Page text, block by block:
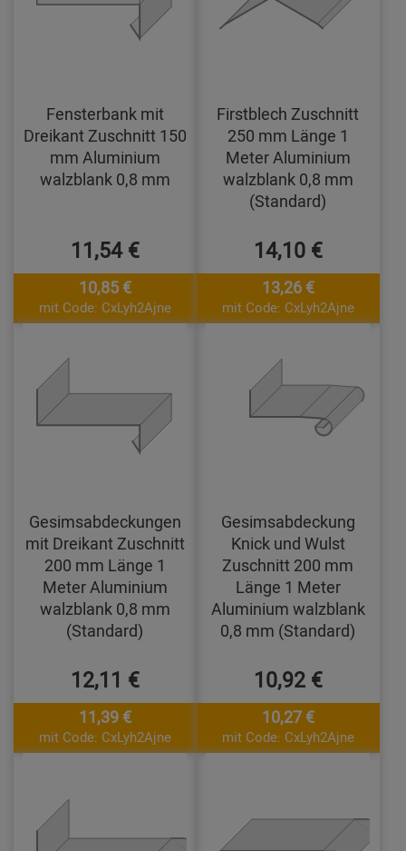
Fensterbank mit
Dreikant Zuschnitt 150
mm Aluminium
walzblank 0,8 mm
11,54 €
10,85 €
mit Code: CxLyh2Ajne
Firstblech Zuschnitt
250 mm Länge 1
Meter Aluminium
walzblank 0,8 mm
(Standard)
14,10 €
13,26 €
mit Code: CxLyh2Ajne
Gesimsabdeckungen
mit Dreikant Zuschnitt
200 mm Länge 1
Meter Aluminium
walzblank 0,8 mm
(Standard)
12,11 €
11,39 €
mit Code: CxLyh2Ajne
Gesimsabdeckung
Knick und Wulst
Zuschnitt 200 mm
Länge 1 Meter
Aluminium walzblank
0,8 mm (Standard)
10,92 €
10,27 €
mit Code: CxLyh2Ajne